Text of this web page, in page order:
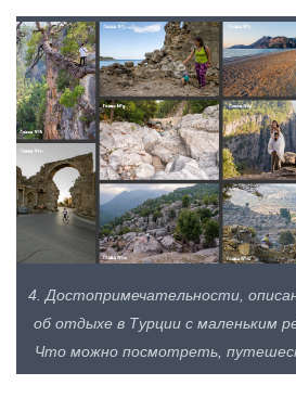
4. Достопримечательности,
об отдыхе в Турции с маленьким
Что можно посмотреть,